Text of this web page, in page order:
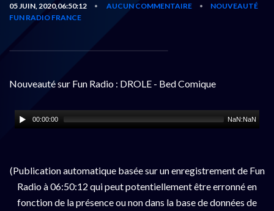
05 JUIN, 2020,06:50:12 • AUCUN COMMENTAIRE •
NOUVEAUTÉ
FUN RADIO FRANCE
Nouveauté sur Fun Radio : DROLE - Bed Comique
00:00:00 NaN:NaN
(Publication automatique basée sur un enregistrement de Fun
Radio à 06:50:12 qui peut potentiellement être erronné en
fonction de la présence ou non dans la base de données de